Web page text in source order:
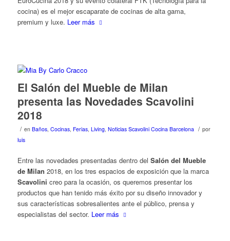
cocina) es el mejor escaparate de cocinas de alta gama,
premium y luxe. Leer más
El Salón del Mueble de Milan
presenta las Novedades Scavolini
2018
/ en Baños, Cocinas, Ferias, Living, Noticias Scavolini Cocina Barcelona / por
luis
Entre las novedades presentadas dentro del Salón del Mueble
de Milan 2018, en los tres espacios de exposición que la marca
Scavolini creo para la ocasión, os queremos presentar los
productos que han tenido más éxito por su diseño innovador y
sus características sobresalientes ante el público, prensa y
especialistas del sector. Leer más